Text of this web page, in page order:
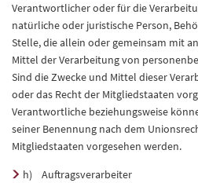
Verantwortlicher oder für die
natürliche oder juristische Person,
Stelle, die allein oder gemeinsam mit
Mittel der Verarbeitung von
Sind die Zwecke und Mittel dieser
oder das Recht der Mitgliedstaaten
Verantwortliche beziehungsweise
seiner Benennung nach dem
Mitgliedstaaten vorgesehen werden.
h) Auftragsverarbeiter